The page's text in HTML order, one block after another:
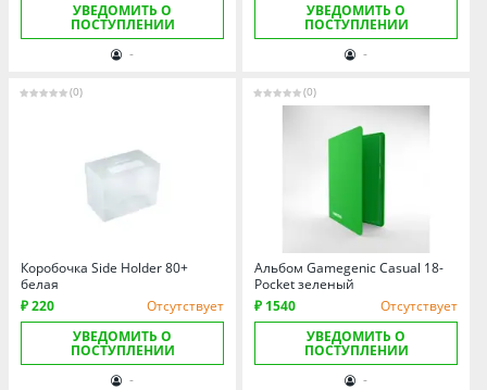
УВЕДОМИТЬ О
ПОСТУПЛЕНИИ
-
УВЕДОМИТЬ О
ПОСТУПЛЕНИИ
-
(0)
Коробочка Side Holder 80+
белая
₽ 220
Отсутствует
УВЕДОМИТЬ О
ПОСТУПЛЕНИИ
-
(0)
Альбом Gamegenic Casual 18-
Pocket зеленый
₽ 1540
Отсутствует
УВЕДОМИТЬ О
ПОСТУПЛЕНИИ
-